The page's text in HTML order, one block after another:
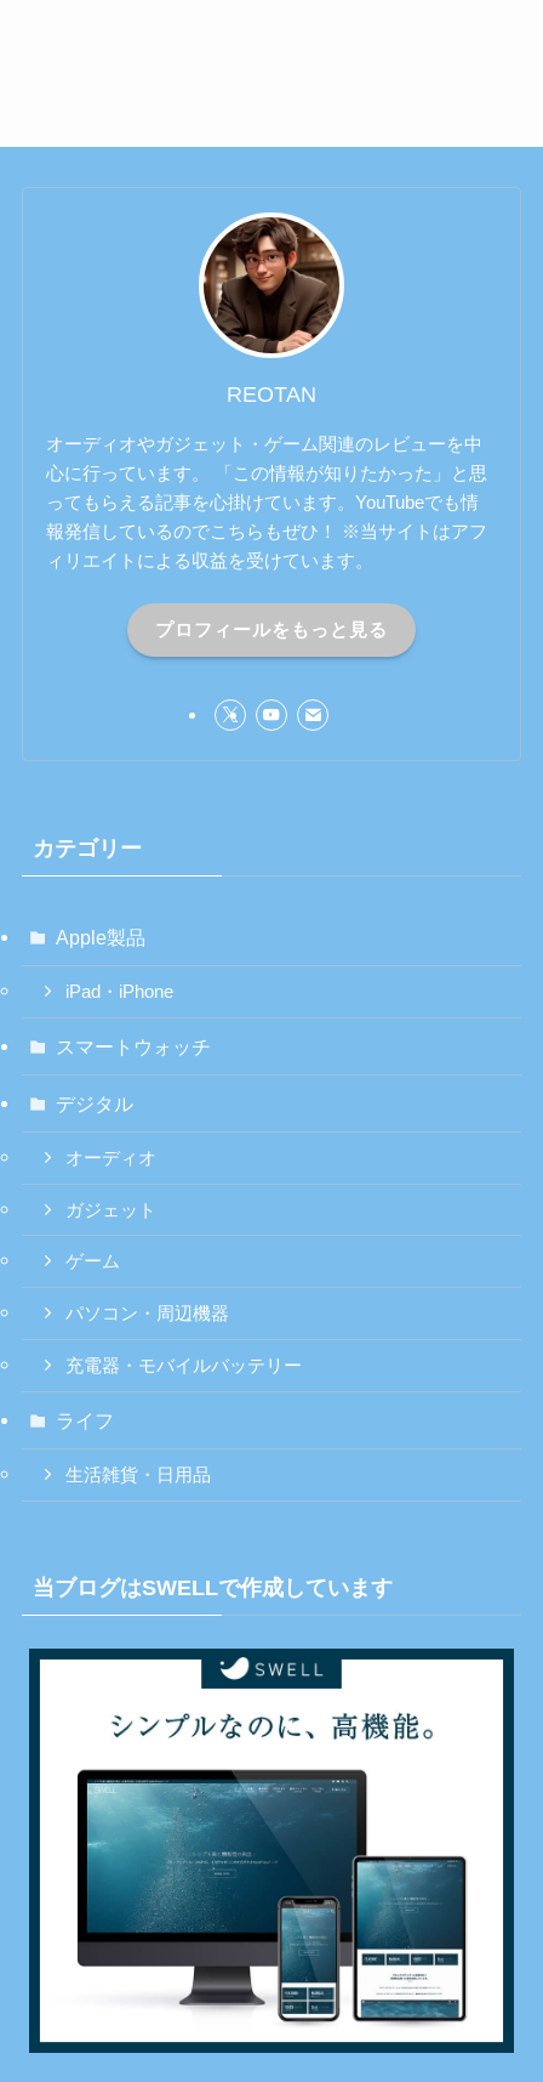
REOTAN
オーディオやガジェット・ゲーム関連のレビューを中
心に行っています。 「この情報が知りたかった」と思
ってもらえる記事を心掛けています。YouTubeでも情
報発信しているのでこちらもぜひ！ ※当サイトはアフ
ィリエイトによる収益を受けています。
プロフィールをもっと見る
カテゴリー
Apple製品
iPad・iPhone
スマートウォッチ
デジタル
オーディオ
ガジェット
ゲーム
パソコン・周辺機器
充電器・モバイルバッテリー
ライフ
生活雑貨・日用品
当ブログはSWELLで作成しています